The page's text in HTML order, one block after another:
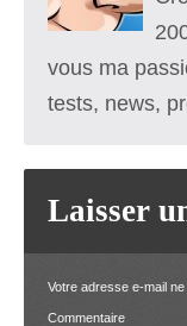
vous ma
tests, news,
Laisser
Votre adresse e-mail